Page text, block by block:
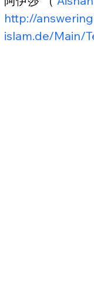
http://
islam.de/Main/